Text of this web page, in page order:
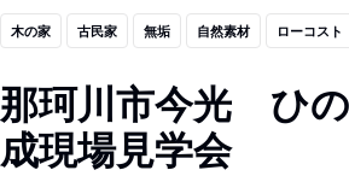
木の家 古民家 無垢 自然素材 ローコスト
那珂川市今光 ひ
成現場見学会